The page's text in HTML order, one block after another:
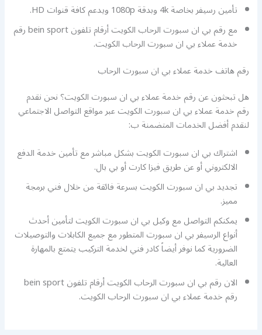
تأمين رسيفر بخاصة 4k وبدقة 1080p ويدعم كافة قنوات HD.
مع رقم بي ان سبورت الرحاب الكويت أرقام تلفون bein sport رقم
خدمة عملاء بي ان سبورت الرحاب الكويت.
رقم هاتف خدمة عملاء بي ان سبورت الرحاب
هل تبحثون عن رقم خدمة عملاء بي ان سبورت الكويت؟ نحن نقدم
رقم خدمة عملاء بي ان سبورت الكويت عبر مواقع التواصل الاجتماعي
لنقدم أفضل الخدمات المتضمنة ب:
اشتراك بي ان سبورت الكويت بشكل مباشر مع تأمين خدمة الدفع
الالكتروني أو عن طريق فيزا كارت أو بي بال.
تجديد بي ان سبورت الكويت بسرعة فائقة من خلال فني برمجة
مميز.
يمكنكم التواصل مع وكيل بي ان سبورت الكويت لتأمين أحدث
أنواع الرسيفر بي ان سبورت المتطور مع جميع الكابلات والتوصيلات
الضرورية كما نوفر أيضاً كادر فني لخدمة التركيب يتمتع بالمهارة
العالية.
الان رقم بي ان سبورت الرحاب الكويت أرقام تلفون bein sport
رقم خدمة عملاء بي ان سبورت الرحاب الكويت.